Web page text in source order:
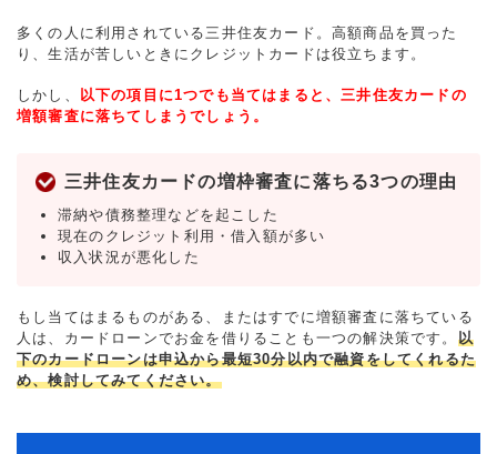
多くの人に利用されている三井住友カード。高額商品を買った
り、生活が苦しいときにクレジットカードは役立ちます。
しかし、 以下の項目に1つでも当てはまると、三井住友カードの
増額審査に落ちてしまうでしょう。
三井住友カードの増枠審査に落ちる3つの理由
滞納や債務整理などを起こした
現在のクレジット利用・借入額が多い
収入状況が悪化した
もし当てはまるものがある、またはすでに増額審査に落ちている
人は、カードローンでお金を借りることも一つの解決策です。 以
下のカードローンは申込から最短30分以内で融資をしてくれるた
め、検討してみてください。